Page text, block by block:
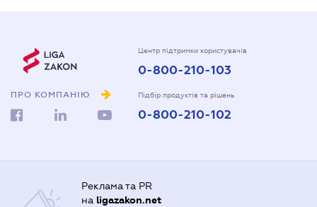
ПРО КОМПАНІЮ
Центр підтримки користувачів
0-800-210-103
Підбір продуктів та рішень
0-800-210-102
Реклама та PR
на ligazakon.net